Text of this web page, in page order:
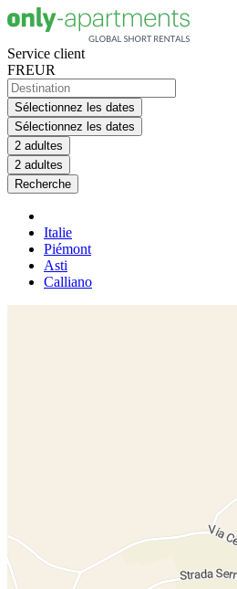
Service client
FREUR
Sélectionnez les dates
Sélectionnez les dates
2 adultes
2 adultes
Recherche
Italie
Piémont
Asti
Calliano